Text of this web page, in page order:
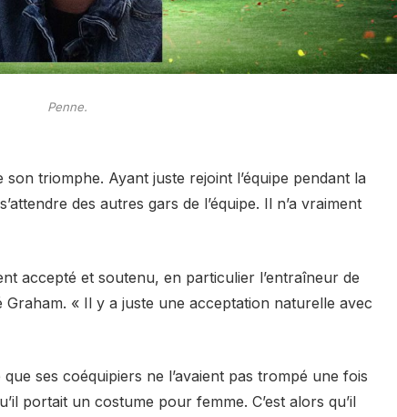
Penne.
triomphe. Ayant juste rejoint l’équipe pendant la
des autres gars de l’équipe. Il n’a vraiment
accepté et soutenu, en particulier l’entraîneur de
« Il y a juste une acceptation naturelle avec
ses coéquipiers ne l’avaient pas trompé une fois
portait un costume pour femme. C’est alors qu’il